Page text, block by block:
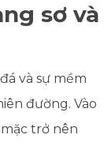
sơ và
và sự mềm
đường. Vào
trở nên